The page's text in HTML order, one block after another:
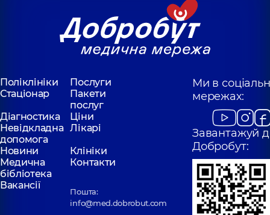
Поліклініки
Послуги
Стаціонар
Пакети
послуг
Діагностика
Ціни
Невідкладна
допомога
Лікарі
Новини
Клініки
Медична
бібліотека
Контакти
Вакансії
Пошта:
info@med.dobrobut.com
Ми в
мережах:
Завантажуй
Добробут: